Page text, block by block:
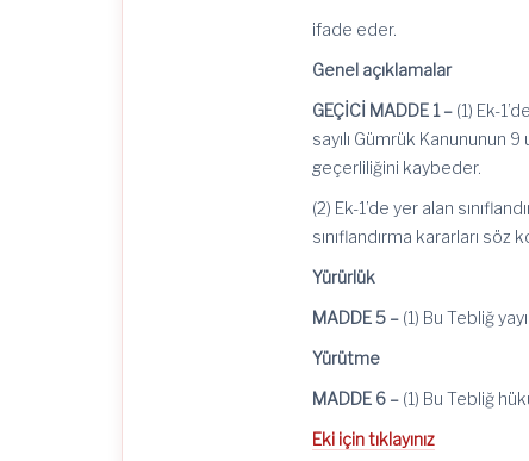
ifade eder.
Genel açıklamalar
GEÇİCİ MADDE 1 – (1) Ek-
sayılı Gümrük Kanununun
geçerliliğini kaybeder.
(2) Ek-1’de yer alan
sınıflandırma kararları
Yürürlük
MADDE 5 – (1) Bu Tebliğ
Yürütme
MADDE 6 – (1) Bu Tebliğ
Eki için tıklayınız